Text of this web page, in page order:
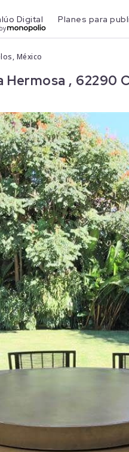
Digital Planes para
México
, 62290